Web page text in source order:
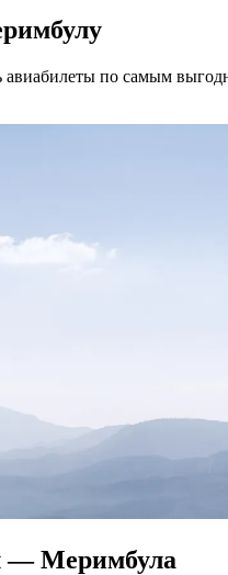
по самым
— Меримбула